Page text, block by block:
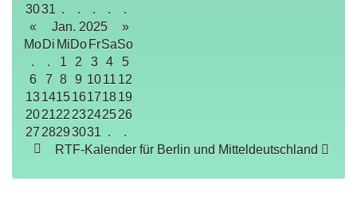
3031 . . . .
.
«
Jan. 2025
»
MoDi MiDo FrSaSo
.
. 1 2 3 4
5
6
7 8 9 1011 12
13141516171819
202122 23242526
27 28293031 .
.
RTF-Kalender für Berlin und Mitteldeutschland